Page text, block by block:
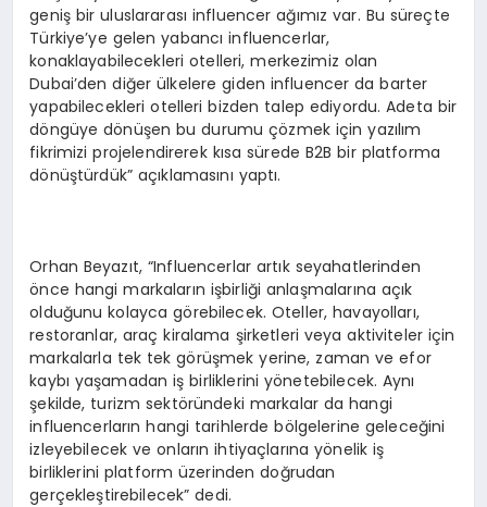
geniş bir uluslararası influencer ağımız var. Bu süreçte
Türkiye’ye gelen yabancı influencerlar,
konaklayabilecekleri otelleri, merkezimiz olan
Dubai’den diğer ülkelere giden influencer da barter
yapabilecekleri otelleri bizden talep ediyordu. Adeta bir
döngüye dönüşen bu durumu çözmek için yazılım
fikrimizi projelendirerek kısa sürede B2B bir platforma
dönüştürdük” açıklamasını yaptı.
Orhan Beyazıt, “Influencerlar artık seyahatlerinden
önce hangi markaların işbirliği anlaşmalarına açık
olduğunu kolayca görebilecek. Oteller, havayolları,
restoranlar, araç kiralama şirketleri veya aktiviteler için
markalarla tek tek görüşmek yerine, zaman ve efor
kaybı yaşamadan iş birliklerini yönetebilecek. Aynı
şekilde, turizm sektöründeki markalar da hangi
influencerların hangi tarihlerde bölgelerine geleceğini
izleyebilecek ve onların ihtiyaçlarına yönelik iş
birliklerini platform üzerinden doğrudan
gerçekleştirebilecek” dedi.